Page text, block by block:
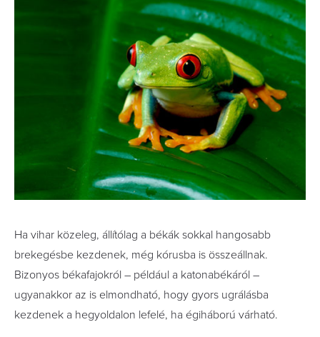
Ha vihar közeleg, állítólag a békák sokkal hangosabb
brekegésbe kezdenek, még kórusba is összeállnak.
Bizonyos békafajokról – például a katonabékáról –
ugyanakkor az is elmondható, hogy gyors ugrálásba
kezdenek a hegyoldalon lefelé, ha égiháború várható.